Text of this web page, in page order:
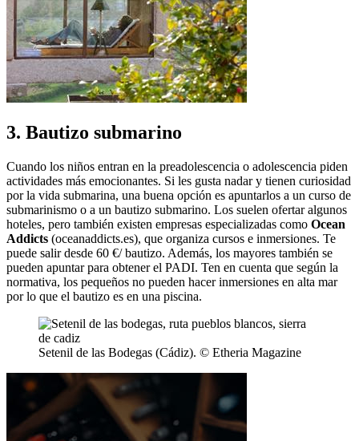
3. Bautizo submarino
Cuando los niños entran en la preadolescencia o adolescencia piden
actividades más emocionantes. Si les gusta nadar y tienen curiosidad
por la vida submarina, una buena opción es apuntarlos a un curso de
submarinismo o a un bautizo submarino. Los suelen ofertar algunos
hoteles, pero también existen empresas especializadas como Ocean
Addicts (oceanaddicts.es), que organiza cursos e inmersiones. Te
puede salir desde 60 €/ bautizo. Además, los mayores también se
pueden apuntar para obtener el PADI. Ten en cuenta que según la
normativa, los pequeños no pueden hacer inmersiones en alta mar
por lo que el bautizo es en una piscina.
Setenil de las Bodegas (Cádiz). © Etheria Magazine